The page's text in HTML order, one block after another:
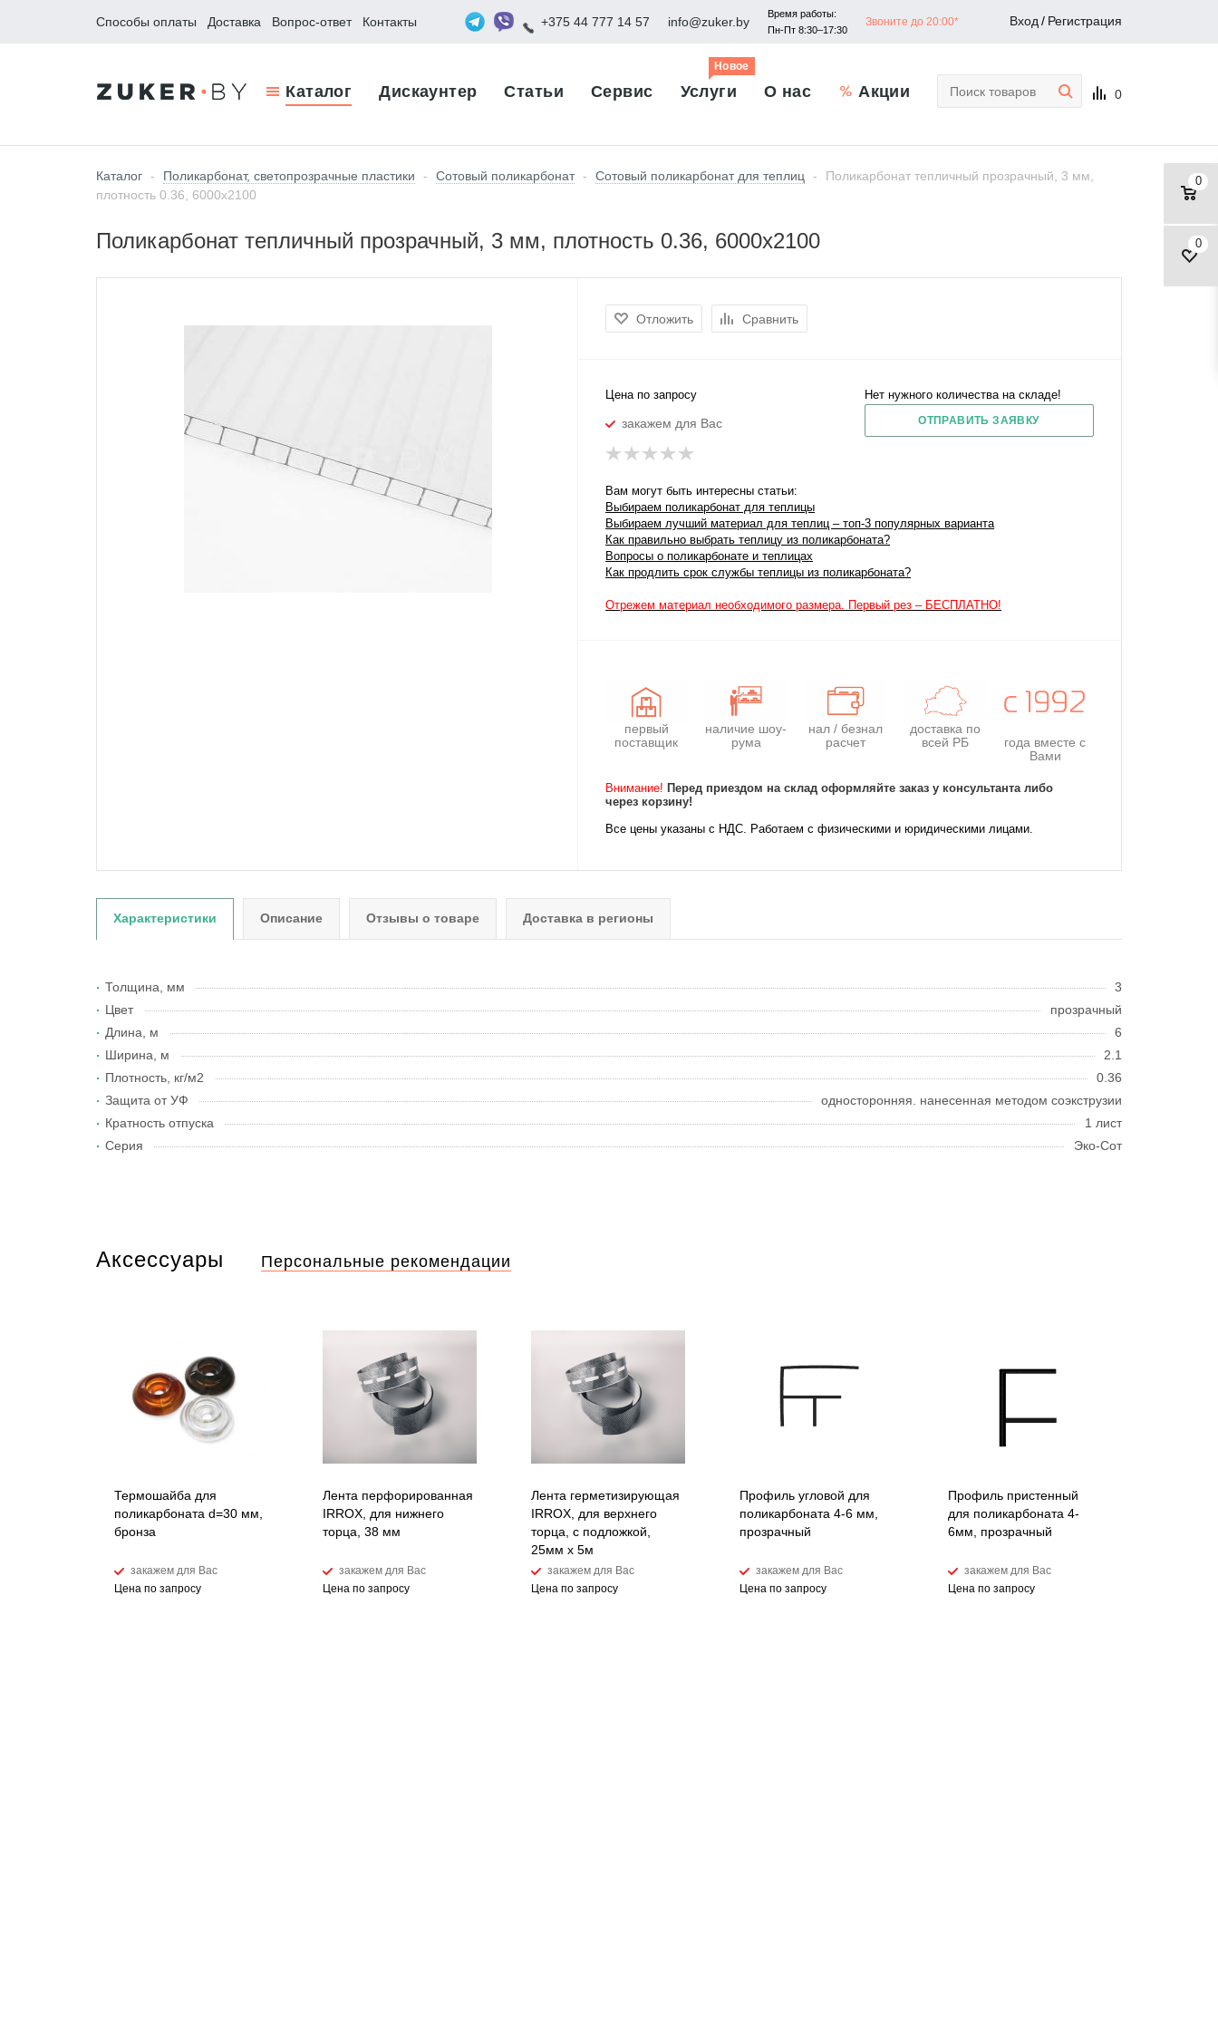
Способы оплаты Доставка Вопрос-ответ Контакты +375 44 777 14 57 info@zuker.by
Время работы:
Пн-Пт 8:30–17:30
Звоните до 20:00* Вход / Регистрация
Каталог Дискаунтер Статьи Сервис Услуги
Новое
О нас Акции 0
0
0
Каталог - Поликарбонат, светопрозрачные пластики - Сотовый поликарбонат - Сотовый поликарбонат для теплиц -
Поликарбонат тепличный прозрачный, 3 мм,
плотность 0.36, 6000x2100
Поликарбонат тепличный прозрачный, 3 мм, плотность 0.36, 6000x2100
Отложить Сравнить
Цена по запросу
закажем для Вас
Нет нужного количества на складе!
ОТПРАВИТЬ ЗАЯВКУ
Вам могут быть интересны статьи:
Выбираем поликарбонат для теплицы
Выбираем лучший материал для теплиц – топ-3 популярных варианта
Как правильно выбрать теплицу из поликарбоната?
Вопросы о поликарбонате и теплицах
Как продлить срок службы теплицы из поликарбоната?
Отрежем материал необходимого размера. Первый рез – БЕСПЛАТНО!
первый
поставщик
наличие шоу-
рума
нал / безнал
расчет
доставка по
всей РБ
года вместе с
Вами
Внимание! Перед приездом на склад оформляйте заказ у консультанта либо
через корзину!
Все цены указаны с НДС. Работаем с физическими и юридическими лицами.
Характеристики Описание Отзывы о товаре Доставка в регионы
Толщина, мм
3
Цвет
прозрачный
Длина, м
6
Ширина, м
2.1
Плотность, кг/м2
0.36
Защита от УФ
односторонняя. нанесенная методом соэкструзии
Кратность отпуска
1 лист
Серия
Эко-Сот
Аксессуары Персональные рекомендации
Термошайба для
поликарбоната d=30 мм,
бронза
закажем для Вас
Цена по запросу
Лента перфорированная
IRROX, для нижнего
торца, 38 мм
закажем для Вас
Цена по запросу
Лента герметизирующая
IRROX, для верхнего
торца, с подложкой,
25мм х 5м
закажем для Вас
Цена по запросу
Профиль угловой для
поликарбоната 4-6 мм,
прозрачный
закажем для Вас
Цена по запросу
Профиль пристенный
для поликарбоната 4-
6мм, прозрачный
закажем для Вас
Цена по запросу